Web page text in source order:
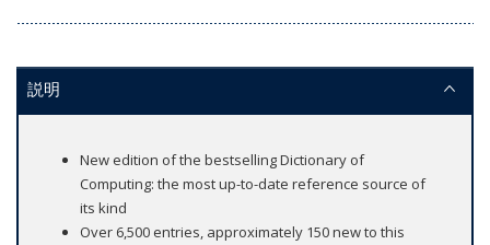
説明
New edition of the bestselling Dictionary of
Computing: the most up-to-date reference source of
its kind
Over 6,500 entries, approximately 150 new to this